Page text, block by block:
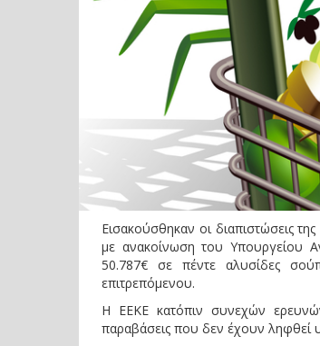
Εισακούσθηκαν οι διαπιστώσεις
με ανακοίνωση του Υπουργείου
50.787€ σε πέντε αλυσίδες
επιτρεπόμενου.
Η ΕΕΚΕ κατόπιν συνεχών
παραβάσεις που δεν έχουν ληφθεί